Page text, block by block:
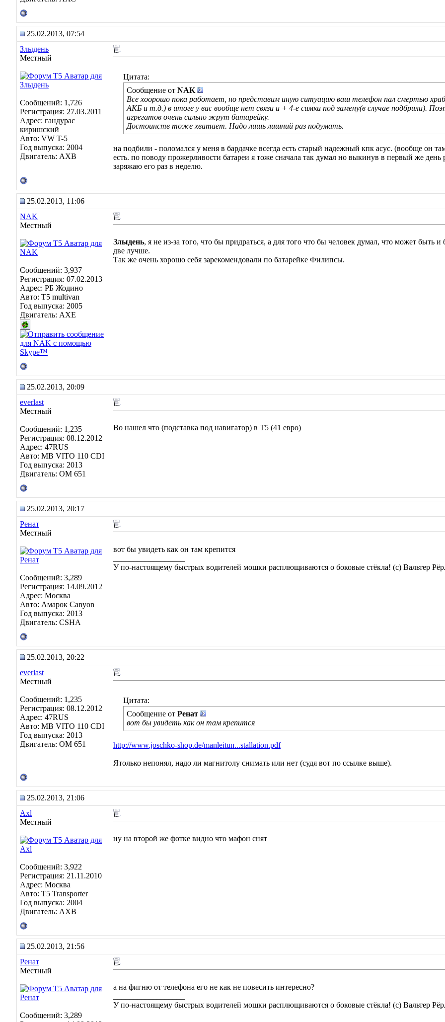
25.02.2013, 07:54
Злыдень
Местный
Сообщений: 1,726
Регистрация: 27.03.2011
Адрес: гандурас
киришский
Авто: VW T-5
Год выпуска: 2004
Двигатель: AXB
Цитата:
Сообщение от NAK
Все хоорошо пока работает, но представим иную ситуацию ваш телефон пал смертью
АКБ и т.д.) в итоге у вас вообще нет связи и + 4-е симки под замену(в случае подбрили).
агрегатов очень сильно жрут батарейку.
Достоинств тоже хватает. Надо лишь лишний раз подумать.
на подбили - поломался у меня в бардачке всегда есть старый надежный кпк асус. (вообще он
есть. по поводу прожерливости батареи я тоже сначала так думал но выкинув в первый же
заряжаю его раз в неделю.
25.02.2013, 11:06
NAK
Местный
Сообщений: 3,937
Регистрация: 07.02.2013
Адрес: РБ Жодино
Авто: T5 multivan
Год выпуска: 2005
Двигатель: AXE
Злыдень, я не из-за того, что бы придраться, а для того что бы человек думал, что может быть
две лучше.
Так же очень хорошо себя зарекомендовали по батарейке Филипсы.
25.02.2013, 20:09
everlast
Местный
Сообщений: 1,235
Регистрация: 08.12.2012
Адрес: 47RUS
Авто: MB VITO 110 CDI
Год выпуска: 2013
Двигатель: ОМ 651
Во нашел что (подставка под навигатор) в Т5 (41 евро)
25.02.2013, 20:17
Ренат
Местный
Сообщений: 3,289
Регистрация: 14.09.2012
Адрес: Москва
Авто: Амарок Canyon
Год выпуска: 2013
Двигатель: CSHA
вот бы увидеть как он там крепится
У по-настоящему быстрых водителей мошки расплющиваются о боковые стёкла! (с) Вальтер
25.02.2013, 20:22
everlast
Местный
Сообщений: 1,235
Регистрация: 08.12.2012
Адрес: 47RUS
Авто: MB VITO 110 CDI
Год выпуска: 2013
Двигатель: ОМ 651
Цитата:
Сообщение от Ренат
вот бы увидеть как он там крепится
http://www.joschko-shop.de/manleitun...stallation.pdf
Ятолько непонял, надо ли магнитолу снимать или нет (судя вот по ссылке выше).
25.02.2013, 21:06
Axl
Местный
Сообщений: 3,922
Регистрация: 21.11.2010
Адрес: Москва
Авто: Т5 Transporter
Год выпуска: 2004
Двигатель: АХВ
ну на второй же фотке видно что мафон снят
25.02.2013, 21:56
Ренат
Местный
Сообщений: 3,289
а на фигню от телефона его не как не повесить интересно?
У по-настоящему быстрых водителей мошки расплющиваются о боковые стёкла! (с) Вальтер